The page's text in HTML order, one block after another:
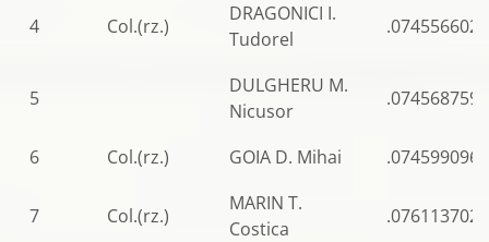
4 Col.(rz.)
DRAGONICI I.
Tudorel
.0745566022
5
DULGHERU M.
Nicusor
.0745687597
6 Col.(rz.) GOIA D. Mihai .0745990962
7 Col.(rz.)
MARIN T.
Costica
.0761137027